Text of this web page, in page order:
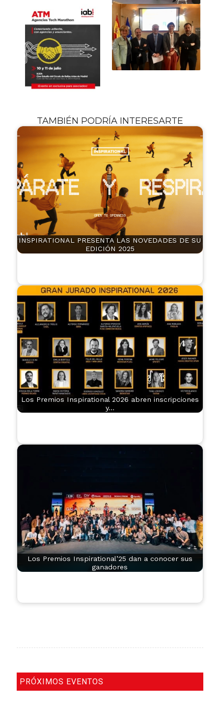
TAMBIÉN PODRÍA INTERESARTE
INSPIRATIONAL PRESENTA LAS NOVEDADES DE SU
EDICIÓN 2025
Los Premios Inspirational 2026 abren inscripciones
y…
Los Premios Inspirational’25 dan a conocer sus
ganadores
PRÓXIMOS EVENTOS